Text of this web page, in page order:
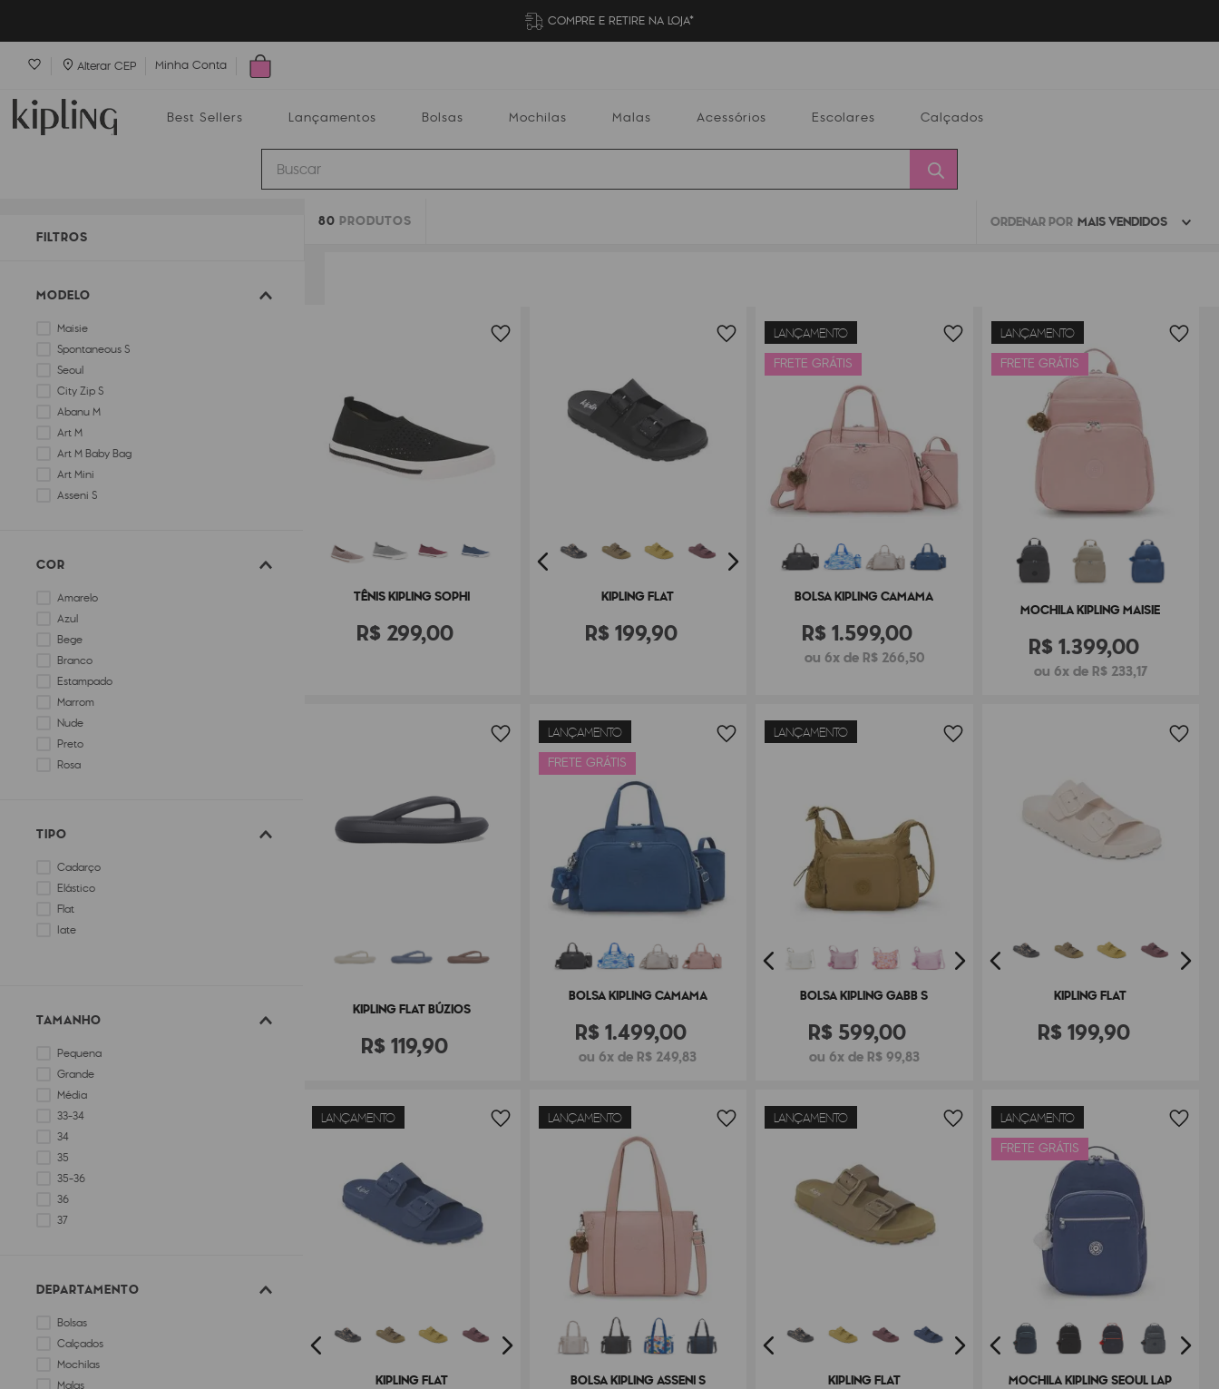
COMPRE E RETIRE NA LOJA*
Alterar CEP Minha Conta
Best Sellers Lançamentos Bolsas Mochilas Malas Acessórios Escolares Calçados
Buscar
Bolsas
Alterar
Minha
FILTROS
MODELO
Maisie
Spontaneous S
Seoul
City Zip S
Abanu M
Art M
Art M Baby Bag
Art Mini
Asseni S
COR
Amarelo
Azul
Bege
Branco
Estampado
Marrom
Nude
Preto
Rosa
TIPO
Cadarço
Elástico
Flat
Iate
TAMANHO
Pequena
Grande
Média
33-34
34
35
35-36
36
37
DEPARTAMENTO
Bolsas
Calçados
Mochilas
80 PRODUTOS ORDENAR POR MAIS VENDIDOS
TÊNIS KIPLING SOPHI
R$ 299,00
KIPLING FLAT
R$199,90
LANÇAMENTO
FRETE GRÁTIS
BOLSA KIPLING CAMAMA
R$ 1.599,00
ou 6x de R$ 266,50
LANÇAMENTO
FRETE GRÁTIS
MOCHILA KIPLING MAISIE
R$1.399,00
ou 6x de R$ 233,17
KIPLING FLAT BÚZIOS
R$ 119,90
LANÇAMENTO
FRETE GRÁTIS
BOLSA KIPLING CAMAMA
R$ 1.499,00
ou 6x de R$ 249,83
LANÇAMENTO
BOLSA KIPLING GABB S
R$ 599,00
ou 6x de R$ 99,83
KIPLING FLAT
R$199,90
LANÇAMENTO
KIPLING FLAT
LANÇAMENTO
BOLSA KIPLING ASSENI S
LANÇAMENTO
KIPLING FLAT
LANÇAMENTO
FRETE GRÁTIS
MOCHILA KIPLING SEOUL LAP